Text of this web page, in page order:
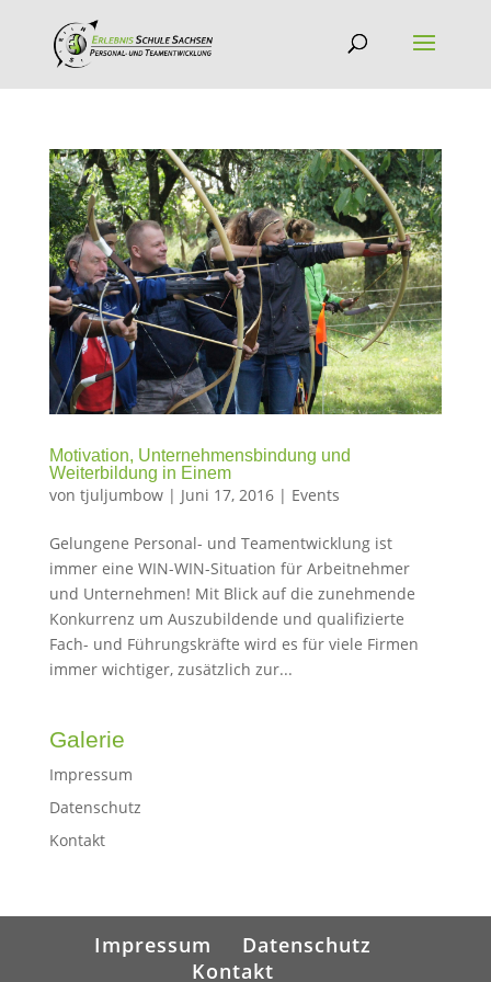
Motivation, Unternehmensbindung und
Weiterbildung in Einem
von tjuljumbow| Juni 17, 2016| Events
Gelungene Personal- und Teamentwicklung ist
immer eine WIN-WIN-Situation für Arbeitnehmer
und Unternehmen! Mit Blick auf die zunehmende
Konkurrenz um Auszubildende und qualifizierte
Fach- und Führungskräfte wird es für viele Firmen
immer wichtiger, zusätzlich zur...
Galerie
Impressum
Datenschutz
Kontakt
Impressum
Datenschutz
Kontakt